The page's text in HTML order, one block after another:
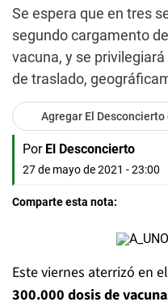
Se espera que en tres
segundo cargamento
vacuna, y se
de traslado,
Agregar El Desconcierto
Por El Desconcierto
27 de mayo de 2021 - 23:00
Comparte esta nota:
Este viernes aterrizó en
300.000 dosis de